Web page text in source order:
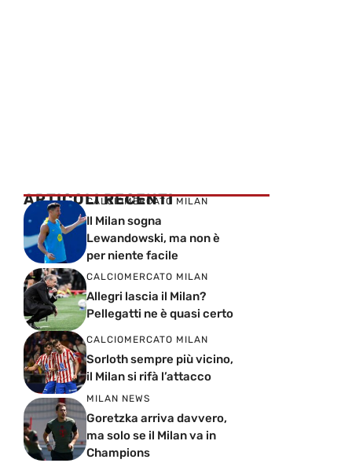
ARTICOLI RECENTI
CALCIOMERCATO MILAN
Il Milan sogna
Lewandowski, ma non è
per niente facile
CALCIOMERCATO MILAN
Allegri lascia il Milan?
Pellegatti ne è quasi certo
CALCIOMERCATO MILAN
Sorloth sempre più vicino,
il Milan si rifà l’attacco
MILAN NEWS
Goretzka arriva davvero,
ma solo se il Milan va in
Champions